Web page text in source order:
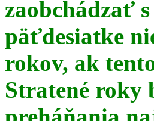
zaobchádzať
päťdesiatke
rokov, ak
Stratené roky